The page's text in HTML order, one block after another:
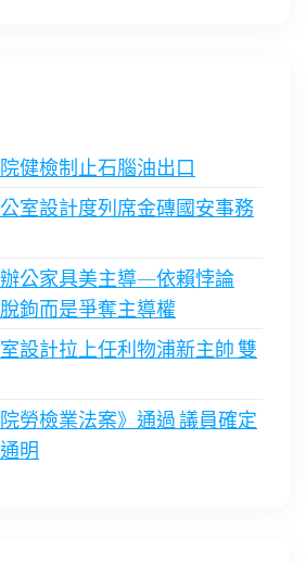
健檢制止石腦油出口
室設計度列席金磚國安事務
公家具美主導—依賴悖論
鉤而是爭奪主導權
設計拉上任利物浦新主帥 雙
勞檢業法案》通過 議員確定
明